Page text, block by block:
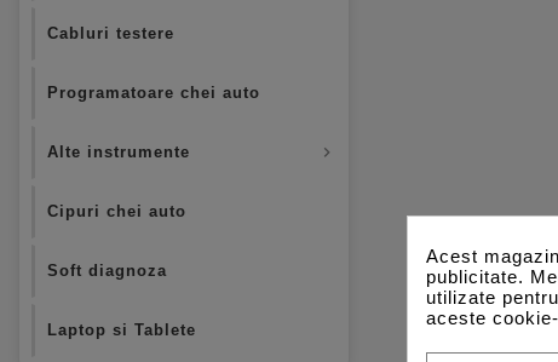
Cabluri testere
Programatoare chei auto
Alte instrumente 
Cipuri chei auto
Soft diagnoza
Laptop si Tablete
Acest
publicitate.
utilizate
aceste